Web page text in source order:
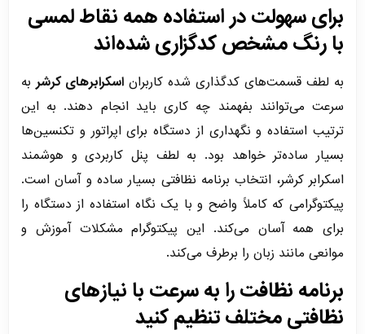
برای سهولت در استفاده همه نقاط لمسی
با رنگ مشخص کدگزاری شده‌اند
به لطف قسمت‌های کدگذاری شده کاربران اسکرابرهای کرشر به
سرعت می‌توانند بفهمند چه کاری باید انجام دهند. به این
ترتیب استفاده و نگهداری از دستگاه برای اپراتور و تکنسین‌ها
بسیار ساده‌تر خواهد بود. به لطف پنل کاربردی و هوشمند
اسکرابر کرشر، انتخاب برنامه نظافتی بسیار ساده و آسان است.
پیکتوگرامی که کاملاً واضح و با یک نگاه استفاده از دستگاه را
برای همه آسان می‌کند. این پیکتوگرام مشکلات آموزش و
موانعی مانند زبان را برطرف می‌کند.
برنامه نظافت را به سرعت با نیازهای
نظافتی مختلف تنظیم کنید